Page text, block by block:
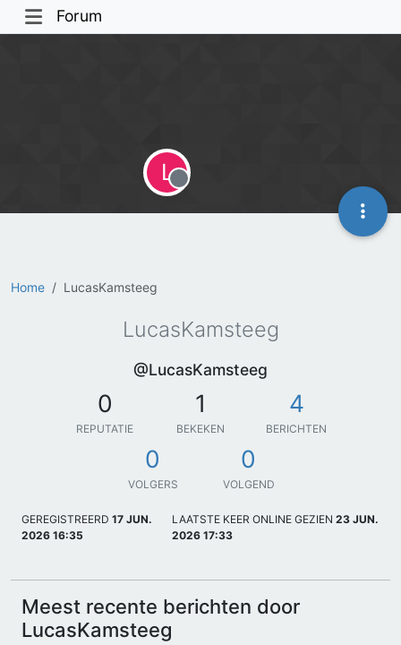
Forum
Home LucasKamsteeg
L
Offline
LucasKamsteeg
@LucasKamsteeg
0
REPUTATIE
1
BEKEKEN
4
BERICHTEN
0
VOLGERS
0
VOLGEND
GEREGISTREERD 17 JUN.
2026 16:35
LAATSTE KEER ONLINE GEZIEN 23 JUN.
2026 17:33
Meest recente berichten door
LucasKamsteeg